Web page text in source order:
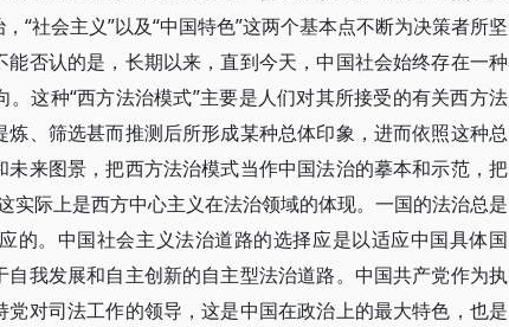
“社会主义”以及“中国特色”这两个基本点不断为决策者所坚
否认的是，长期以来，直到今天，中国社会始终存在一种
这种“西方法治模式”主要是人们对其所接受的有关西方法
、筛选甚而推测后所形成某种总体印象，进而依照这种总
来图景，把西方法治模式当作中国法治的摹本和示范，把
实际上是西方中心主义在法治领域的体现。一国的法治总是
的。中国社会主义法治道路的选择应是以适应中国具体国
我发展和自主创新的自主型法治道路。中国共产党作为执
对司法工作的领导，这是中国在政治上的最大特色，也是